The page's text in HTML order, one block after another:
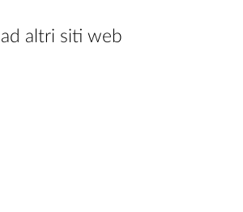
altri siti web